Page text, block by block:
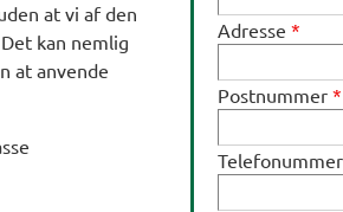
at vi af den
kan nemlig
at anvende
Adresse *
Postnummer *
Telefonummer